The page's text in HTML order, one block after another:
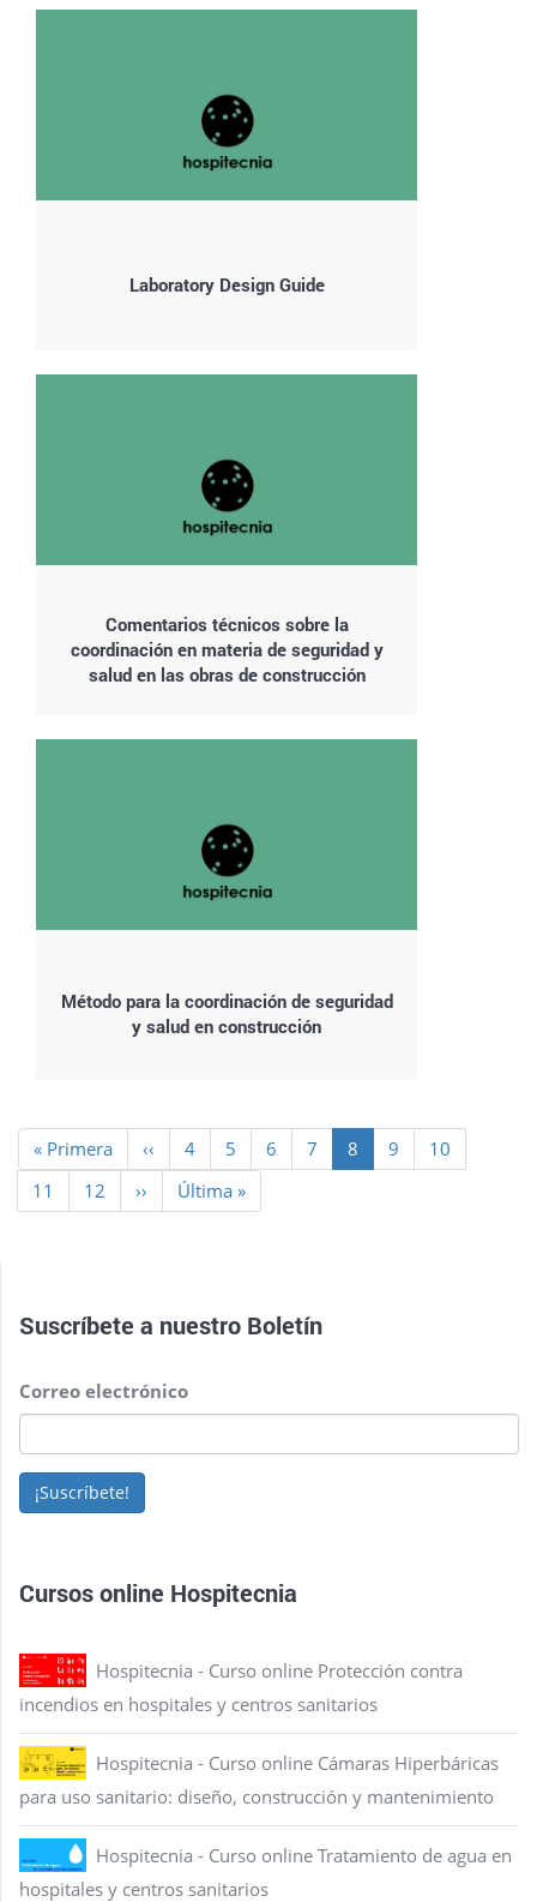
Laboratory Design Guide
Comentarios técnicos sobre la
coordinación en materia de seguridad y
salud en las obras de construcción
Método para la coordinación de seguridad
y salud en construcción
Paginación
Primera
página
« Primera
Página
anterior
‹‹ Page
4 Page
5 Page
6 Page
7
Página
actual
8 Page
9 Page
10
Page
11 Page
12
Siguiente
página
››
Última
página
Última »
Suscríbete a nuestro Boletín
Correo electrónico
¡Suscríbete!
Cursos online Hospitecnia
Hospitecnia - Curso online Protección contra
incendios en hospitales y centros sanitarios
Hospitecnia - Curso online Cámaras Hiperbáricas
para uso sanitario: diseño, construcción y mantenimiento
Hospitecnia - Curso online Tratamiento de agua en
hospitales y centros sanitarios